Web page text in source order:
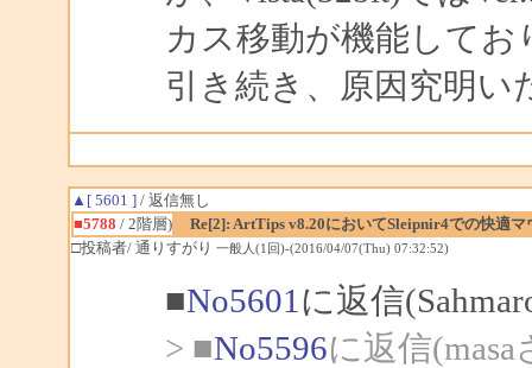
カス移動が機能してお
引き続き、原因究明
▲[ 5601 ]/ 返信無し
■5788 / 2階層)
Re[2]: ArtTips v8.20においてSleipnir4での快適
□投稿者/ 通りすがり 一般人(1回)-(2016/04/07(Thu) 07:32:52)
■No5601 に返信
> ■No5596に返信